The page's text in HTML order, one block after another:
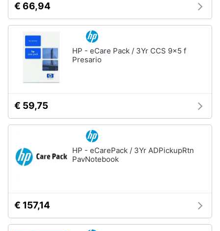
€ 66,94
HP - eCare Pack / 3Yr CCS 9x5 f
Presario
€ 59,75
HP - eCarePack / 3Yr ADPickupRtn
PavNotebook
€ 157,14